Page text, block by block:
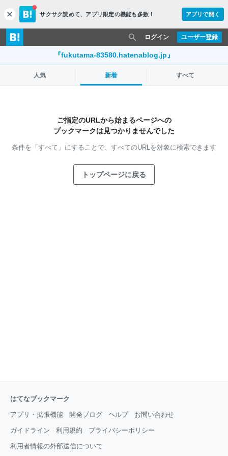
c
l
o
s
サクサク読めて、 アプリ限定の機能も多数！ アプリで開く
ユーザー登録
ログイン
『fukutama-83580.hatenablog.jp』
人気 新着 すべて
ご指定のURLから始まるページへの
ブックマークは見つかりませんでした
条件を「すべて」にすることで、 すべてのURLを対象に検索できます
トップページに戻る
はてなブックマーク
アプリ・拡張機能 開発ブログ ヘルプ お問い合わせ
ガイドライン 利用規約 プライバシーポリシー
利用者情報の外部送信について